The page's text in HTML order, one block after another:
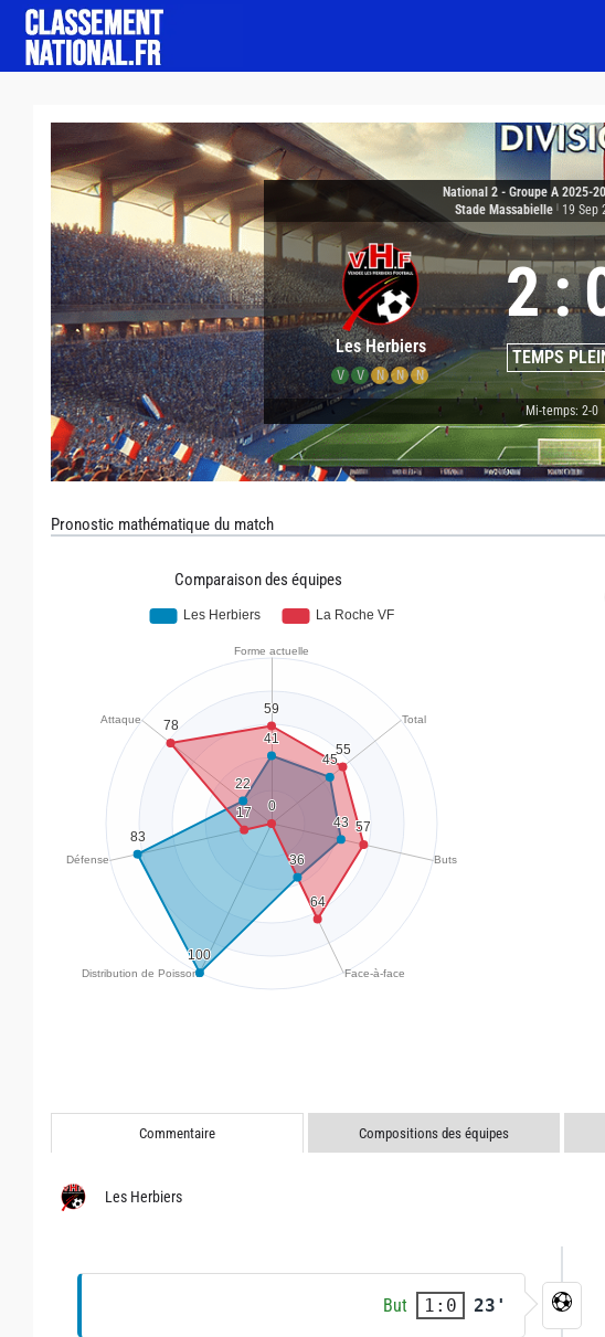
National 2 - Groupe A 2025-
Stade Massabielle
19 Sep
Les Herbiers
V V N N N
2:
TEMPS
Mi-temps: 2-0
Pronostic mathématique du match
Comparaison des équipes
Commentaire Compositions des équipes
Les Herbiers
But 1:0 23'